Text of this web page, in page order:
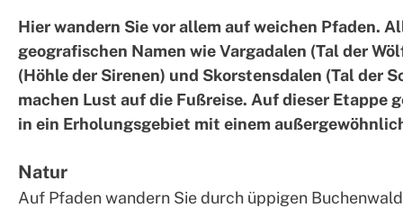
Hier wandern Sie vor allem auf weichen Pfaden.
geografischen Namen wie Vargadalen (Tal der
(Höhle der Sirenen) und Skorstensdalen (Tal der
machen Lust auf die Fußreise. Auf dieser Etappe
in ein Erholungsgebiet mit einem
Natur
Auf Pfaden wandern Sie durch üppigen